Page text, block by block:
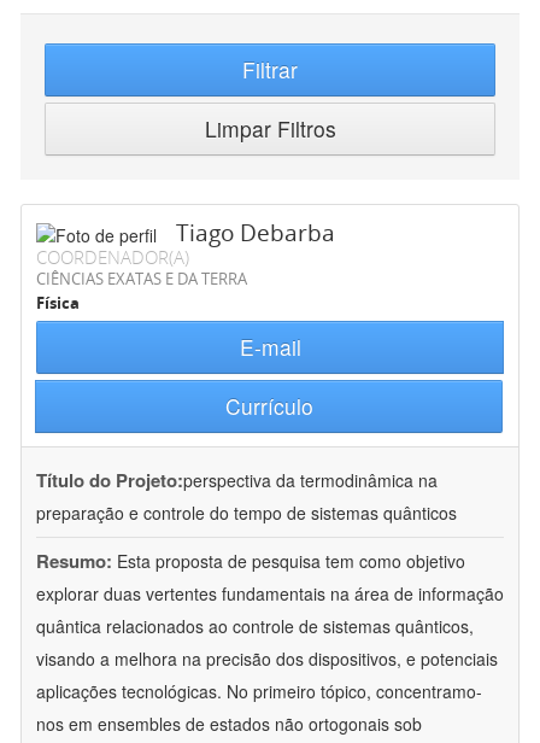
Filtrar
Limpar Filtros
Tiago Debarba
COORDENADOR(A)
CIÊNCIAS EXATAS E DA TERRA
Física
E-mail
Currículo
Título do Projeto:perspectiva da termodinâmica na
preparação e controle do tempo de sistemas quânticos
Resumo: Esta proposta de pesquisa tem como objetivo
explorar duas vertentes fundamentais na área de informação
quântica relacionados ao controle de sistemas quânticos,
visando a melhora na precisão dos dispositivos, e potenciais
aplicações tecnológicas. No primeiro tópico, concentramo-
nos em ensembles de estados não ortogonais sob